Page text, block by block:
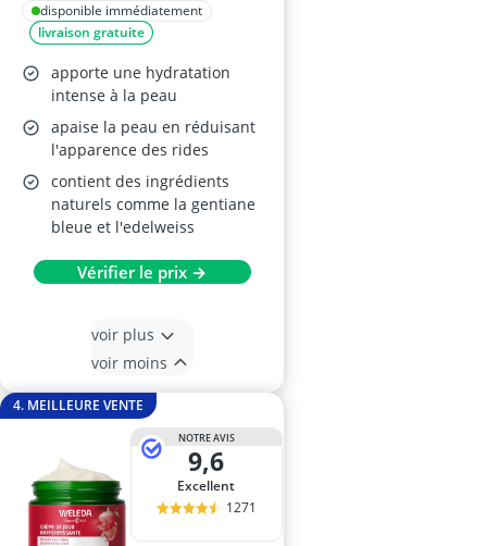
disponible immédiatement
livraison gratuite
apporte une hydratation
intense à la peau
apaise la peau en réduisant
l'apparence des rides
contient des ingrédients
naturels comme la gentiane
bleue et l'edelweiss
Vérifier le prix →
voir plus
voir moins
4. MEILLEURE VENTE
NOTRE AVIS
9,6
Excellent
1271